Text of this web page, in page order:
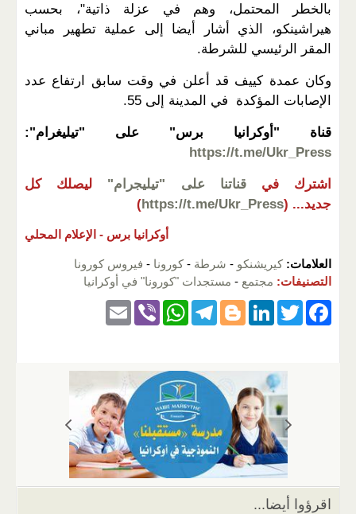
بالخطر المحتمل، وهم في عزلة ذاتية"، بحسب
هيراشينكو، الذي أشار أيضا إلى عملية تطهير مباني
المقر الرئيسي للشرطة.
وكان عمدة كييف قد أعلن في وقت سابق ارتفاع عدد
الإصابات المؤكدة في المدينة إلى 55.
قناة "أوكرانيا برس" على "تيليغرام":
https://t.me/Ukr_Press
اشترك في قناتنا على "تيليجرام"
ليصلك كل
جديد... (
https://t.me/Ukr_Press
)
أوكرانيا برس - الإعلام المحلي
العلامات: كيريشنكو - شرطة - كورونا - فيروس كورونا
التصنيفات: مجتمع - مستجدات "كورونا" في أوكرانيا
F
k
T
er
Li
e
dI
n
Bl
g
er
T
gr
a
m
W
s
A
p
p
Vi
اقرؤوا أيضا...